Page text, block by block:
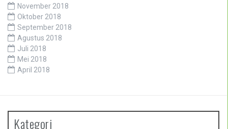
November 2018
Oktober 2018
September 2018
Agustus 2018
Juli 2018
Mei 2018
April 2018
Kategori